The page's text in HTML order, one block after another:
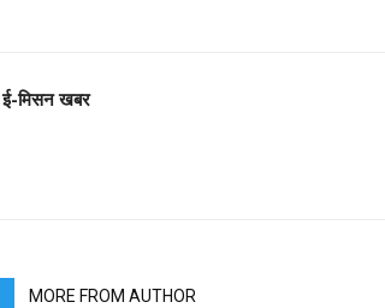
ई-मिसन खबर
MORE FROM AUTHOR